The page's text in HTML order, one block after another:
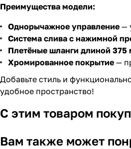
Преимущества модели:
Однорычажное управление —
Система слива с нажимной
Плетёные шланги длиной 375
Хромированное покрытие —
Добавьте стиль и
удобное пространство!
С этим товаром
Вам также может